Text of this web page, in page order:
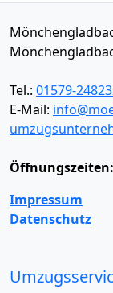
Tel.: 01579-
E-Mail:
Öffnungszeiten:
Impressum
Datenschutz